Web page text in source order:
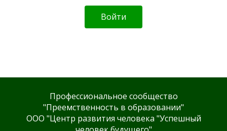
Войти
Профессиональное сообщество
"Преемственность в образовании"
ООО "Центр развития человека "Успешный